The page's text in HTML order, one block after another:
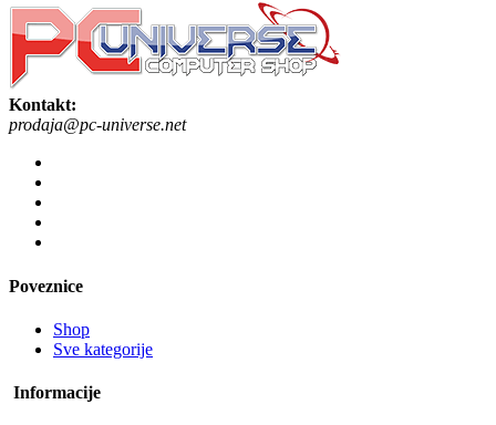
Kontakt:
prodaja@pc-universe.net
Poveznice
Shop
Sve kategorije
Informacije